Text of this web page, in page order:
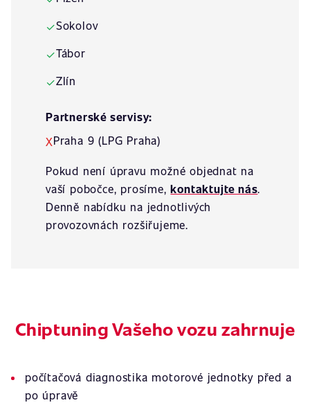
✓Sokolov
✓Tábor
✓Zlín
Partnerské servisy:
XPraha 9 (LPG Praha)
Pokud není úpravu možné objednat na
vaší pobočce, prosíme,kontaktujte nás.
Denně nabídku na jednotlivých
provozovnách rozšiřujeme.
Chiptuning Vašeho vozu zahrnuje
počítačová diagnostika motorové jednotky před a
po úpravě